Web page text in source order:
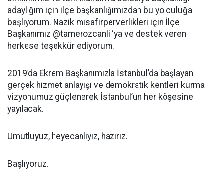
adaylığım için ilçe başkanlığımızdan bu yolculuğa
başlıyorum. Nazik misafirperverlikleri için İlçe
Başkanımız @tamerozcanli ‘ya ve destek veren
herkese teşekkür ediyorum.
2019’da Ekrem Başkanımızla İstanbul’da başlayan
gerçek hizmet anlayışı ve demokratik kentleri kurma
vizyonumuz güçlenerek İstanbul’un her köşesine
yayılacak.
Umutluyuz, heyecanlıyız, hazırız.
Başlıyoruz.